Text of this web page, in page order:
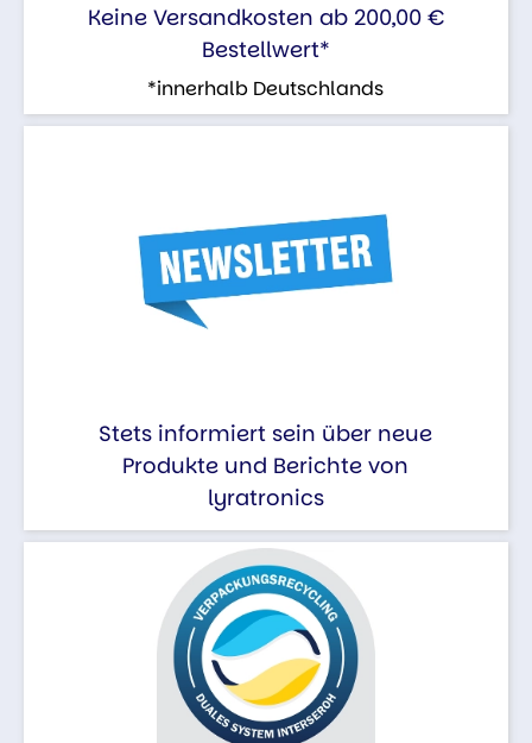
Keine Versandkosten ab 200,00 €
Bestellwert*
*innerhalb Deutschlands
Stets informiert sein über neue
Produkte und Berichte von
lyratronics